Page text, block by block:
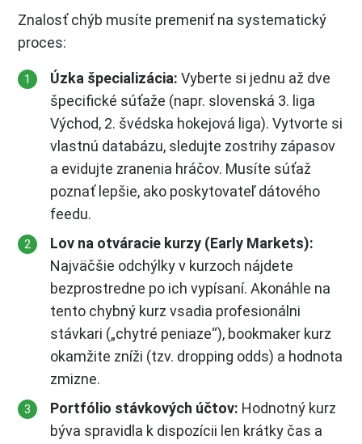
Znalosť chýb musíte premeniť na systematický
proces:
Úzka špecializácia: Vyberte si jednu až dve
špecifické súťaže (napr. slovenská 3. liga
Východ, 2. švédska hokejová liga). Vytvorte si
vlastnú databázu, sledujte zostrihy zápasov
a evidujte zranenia hráčov. Musíte súťaž
poznať lepšie, ako poskytovateľ dátového
feedu.
Lov na otváracie kurzy (Early Markets):
Najväčšie odchýlky v kurzoch nájdete
bezprostredne po ich vypísaní. Akonáhle na
tento chybný kurz vsadia profesionálni
stávkari („chytré peniaze“), bookmaker kurz
okamžite zníži (tzv. dropping odds) a hodnota
zmizne.
Portfólio stávkových účtov: Hodnotný kurz
býva spravidla k dispozícii len krátky čas a